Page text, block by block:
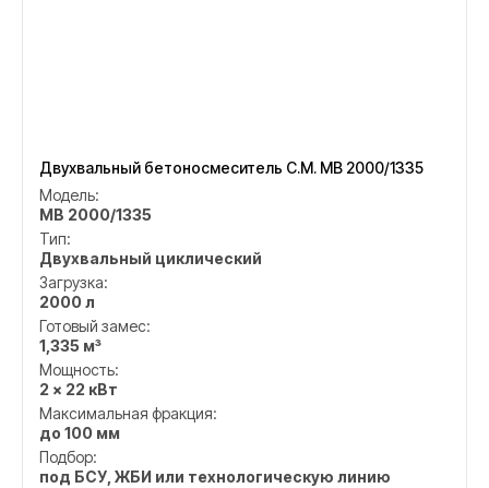
Двухвальный бетоносмеситель C.M. MB 2000/1335
Модель:
MB 2000/1335
Тип:
Двухвальный циклический
Загрузка:
2000 л
Готовый замес:
1,335 м³
Мощность:
2 × 22 кВт
Максимальная фракция:
до 100 мм
Подбор:
под БСУ, ЖБИ или технологическую линию